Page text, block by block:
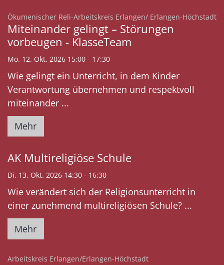
Ökumenischer Reli-Arbeitskreis Erlangen/ Erlangen-Höchstadt:
Miteinander gelingt – Störungen
vorbeugen - KlasseTeam
Mo. 12. Okt. 2026 15:00 - 17:30
Wie gelingt ein Unterricht, in dem Kinder
Verantwortung übernehmen und respektvoll
miteinander ...
Mehr
AK Multireligiöse Schule
Di. 13. Okt. 2026 14:30 - 16:30
Wie verändert sich der Religionsunterricht in
einer zunehmend multireligiösen Schule? ...
Mehr
Arbeitskreis Erlangen/Erlangen-Höchstadt: